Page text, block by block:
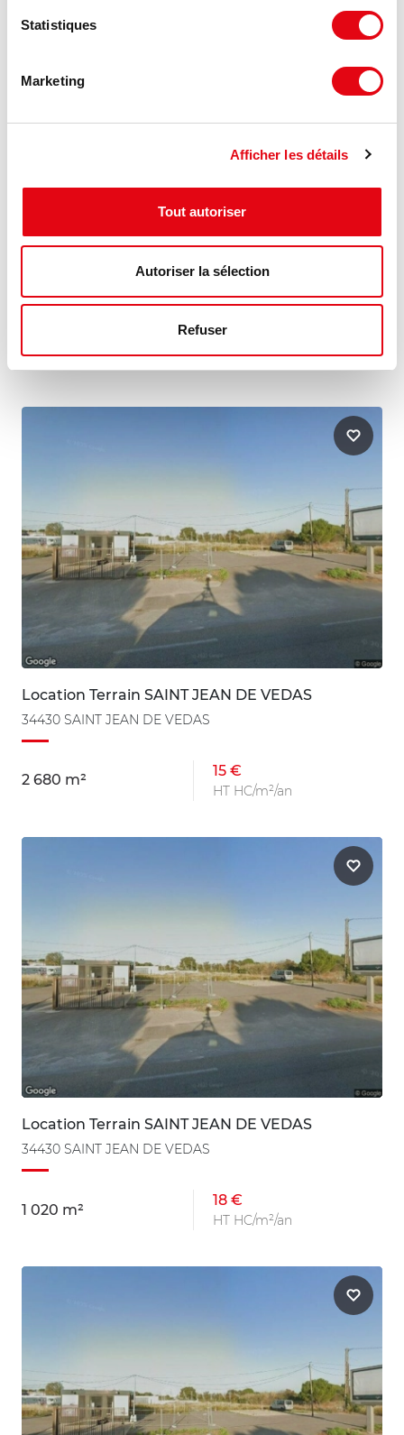
Statistiques
Marketing
Afficher les détails
Tout autoriser
Autoriser la sélection
Refuser
MIS À JOUR
44400 REZE
20 000 m² Nous consulter
Location Terrain SAINT JEAN DE VEDAS
34430 SAINT JEAN DE VEDAS
2 680 m²
15 €
HT HC/m²/an
Location Terrain SAINT JEAN DE VEDAS
34430 SAINT JEAN DE VEDAS
1 020 m²
18 €
HT HC/m²/an